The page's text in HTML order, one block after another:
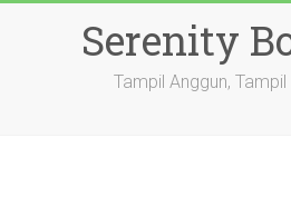
Serenity
Tampil Anggun,